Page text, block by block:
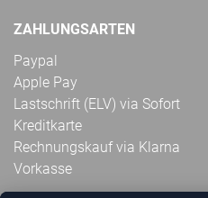
ZAHLUNGSARTEN
Paypal
Apple Pay
Lastschrift (ELV) via Sofort
Kreditkarte
Rechnungskauf via Klarna
Vorkasse